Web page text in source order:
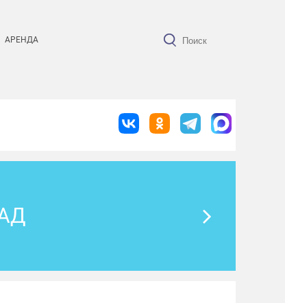
АРЕНДА